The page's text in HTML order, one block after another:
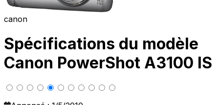
canon
Spécifications du modèle
Canon PowerShot A3100 IS